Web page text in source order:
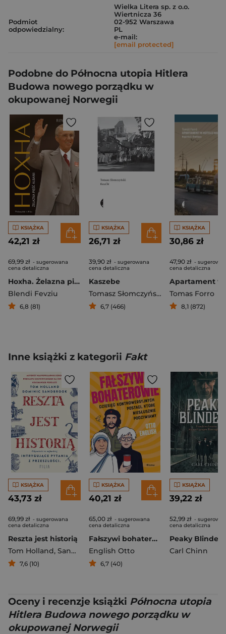
Podmiot
odpowiedzialny:
Wielka Litera sp. z o.o.
Wiertnicza 36
02-952 Warszawa
PL
e-mail:
[email protected]
Podobne do Północna utopia Hitlera
Budowa nowego porządku w
okupowanej Norwegii
KSIĄŻKA
42,21 zł
69,99 zł - sugerowana
cena detaliczna
Hoxha. Żelazna pięść Albanii
Blendi Fevziu
6,8 (81)
KSIĄŻKA
26,71 zł
39,90 zł - sugerowana
cena detaliczna
Kaszebe
Tomasz Słomczyński
6,7 (466)
KSIĄŻKA
30,86 zł
47,90 zł -
cena detaliczna
Tomas Forro
8,1 (872)
Inne książki z kategorii Fakt
KSIĄŻKA
43,73 zł
69,99 zł - sugerowana
cena detaliczna
Reszta jest historią
Tom Holland, Sandbrook Dominic
7,6 (10)
KSIĄŻKA
40,21 zł
65,00 zł - sugerowana
cena detaliczna
Fałszywi bohaterowie. Dziesięć kontrowersyjnych postaci, które niesłusznie podziwiamy
English Otto
6,7 (40)
KSIĄŻKA
39,22 zł
52,99 zł -
cena detaliczna
Carl Chinn
Oceny i recenzje książki Północna utopia
Hitlera Budowa nowego porządku w
okupowanej Norwegii